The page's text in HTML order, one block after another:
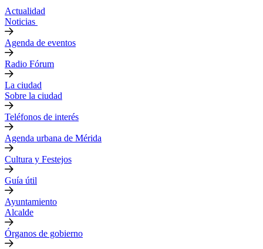
Actualidad
Noticias
Agenda de eventos
Radio Fórum
La ciudad
Sobre la ciudad
Teléfonos de interés
Agenda urbana de Mérida
Cultura y Festejos
Guía útil
Ayuntamiento
Alcalde
Órganos de gobierno